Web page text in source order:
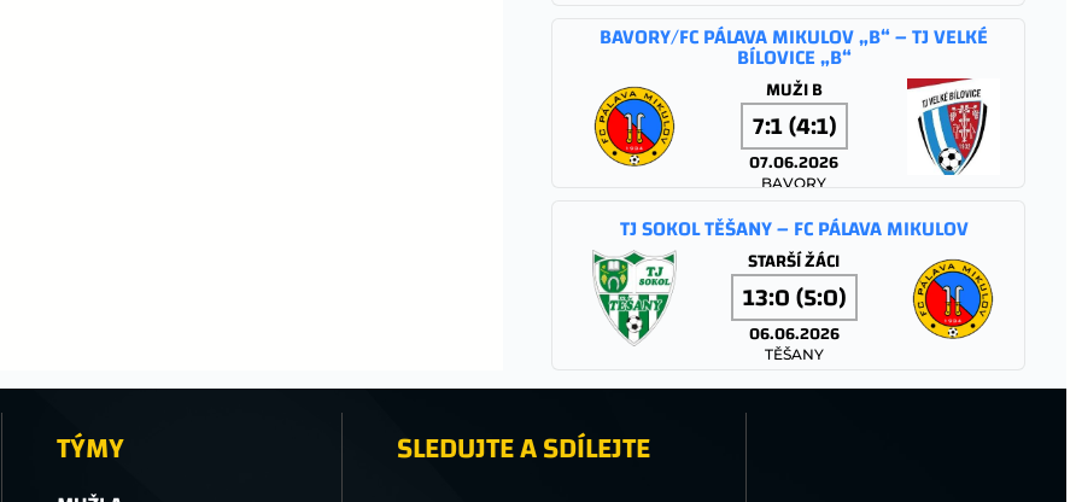
BAVORY/FC PÁLAVA MIKULOV „B“ – TJ VELKÉ
BÍLOVICE „B“
MUŽI B
7:1 (4:1)
07.06.2026
BAVORY
TJ SOKOL TĚŠANY – FC PÁLAVA MIKULOV
STARŠÍ ŽÁCI
13:0 (5:0)
06.06.2026
TĚŠANY
TJ SOKOL TĚŠANY – FC PÁLAVA MIKULOV
TÝMY SLEDUJTE A SDÍLEJTE